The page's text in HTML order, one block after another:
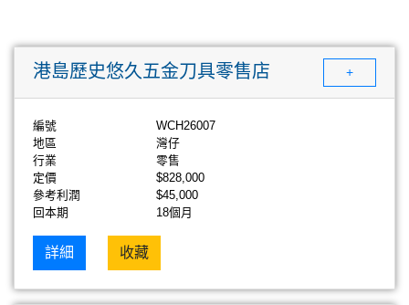
港島歷史悠久五金刀具零售店 +
編號
WCH26007
地區
灣仔
行業
零售
定價
$828,000
參考利潤
$45,000
回本期
18個月
詳細 收藏